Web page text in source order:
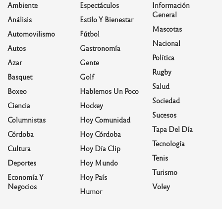
Ambiente
Análisis
Automovilismo
Autos
Azar
Basquet
Boxeo
Ciencia
Columnistas
Córdoba
Cultura
Deportes
Economía Y
Negocios
Espectáculos
Estilo Y Bienestar
Fútbol
Gastronomía
Gente
Golf
Hablemos Un Poco
Hockey
Hoy Comunidad
Hoy Córdoba
Hoy Día Clip
Hoy Mundo
Hoy País
Humor
Información
General
Mascotas
Nacional
Política
Rugby
Salud
Sociedad
Sucesos
Tapa Del Día
Tecnología
Tenis
Turismo
Voley